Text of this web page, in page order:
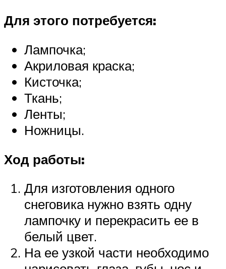
Для этого потребуется:
Лампочка;
Акриловая краска;
Кисточка;
Ткань;
Ленты;
Ножницы.
Ход работы:
Для изготовления одного
снеговика нужно взять одну
лампочку и перекрасить ее в
белый цвет.
На ее узкой части необходимо